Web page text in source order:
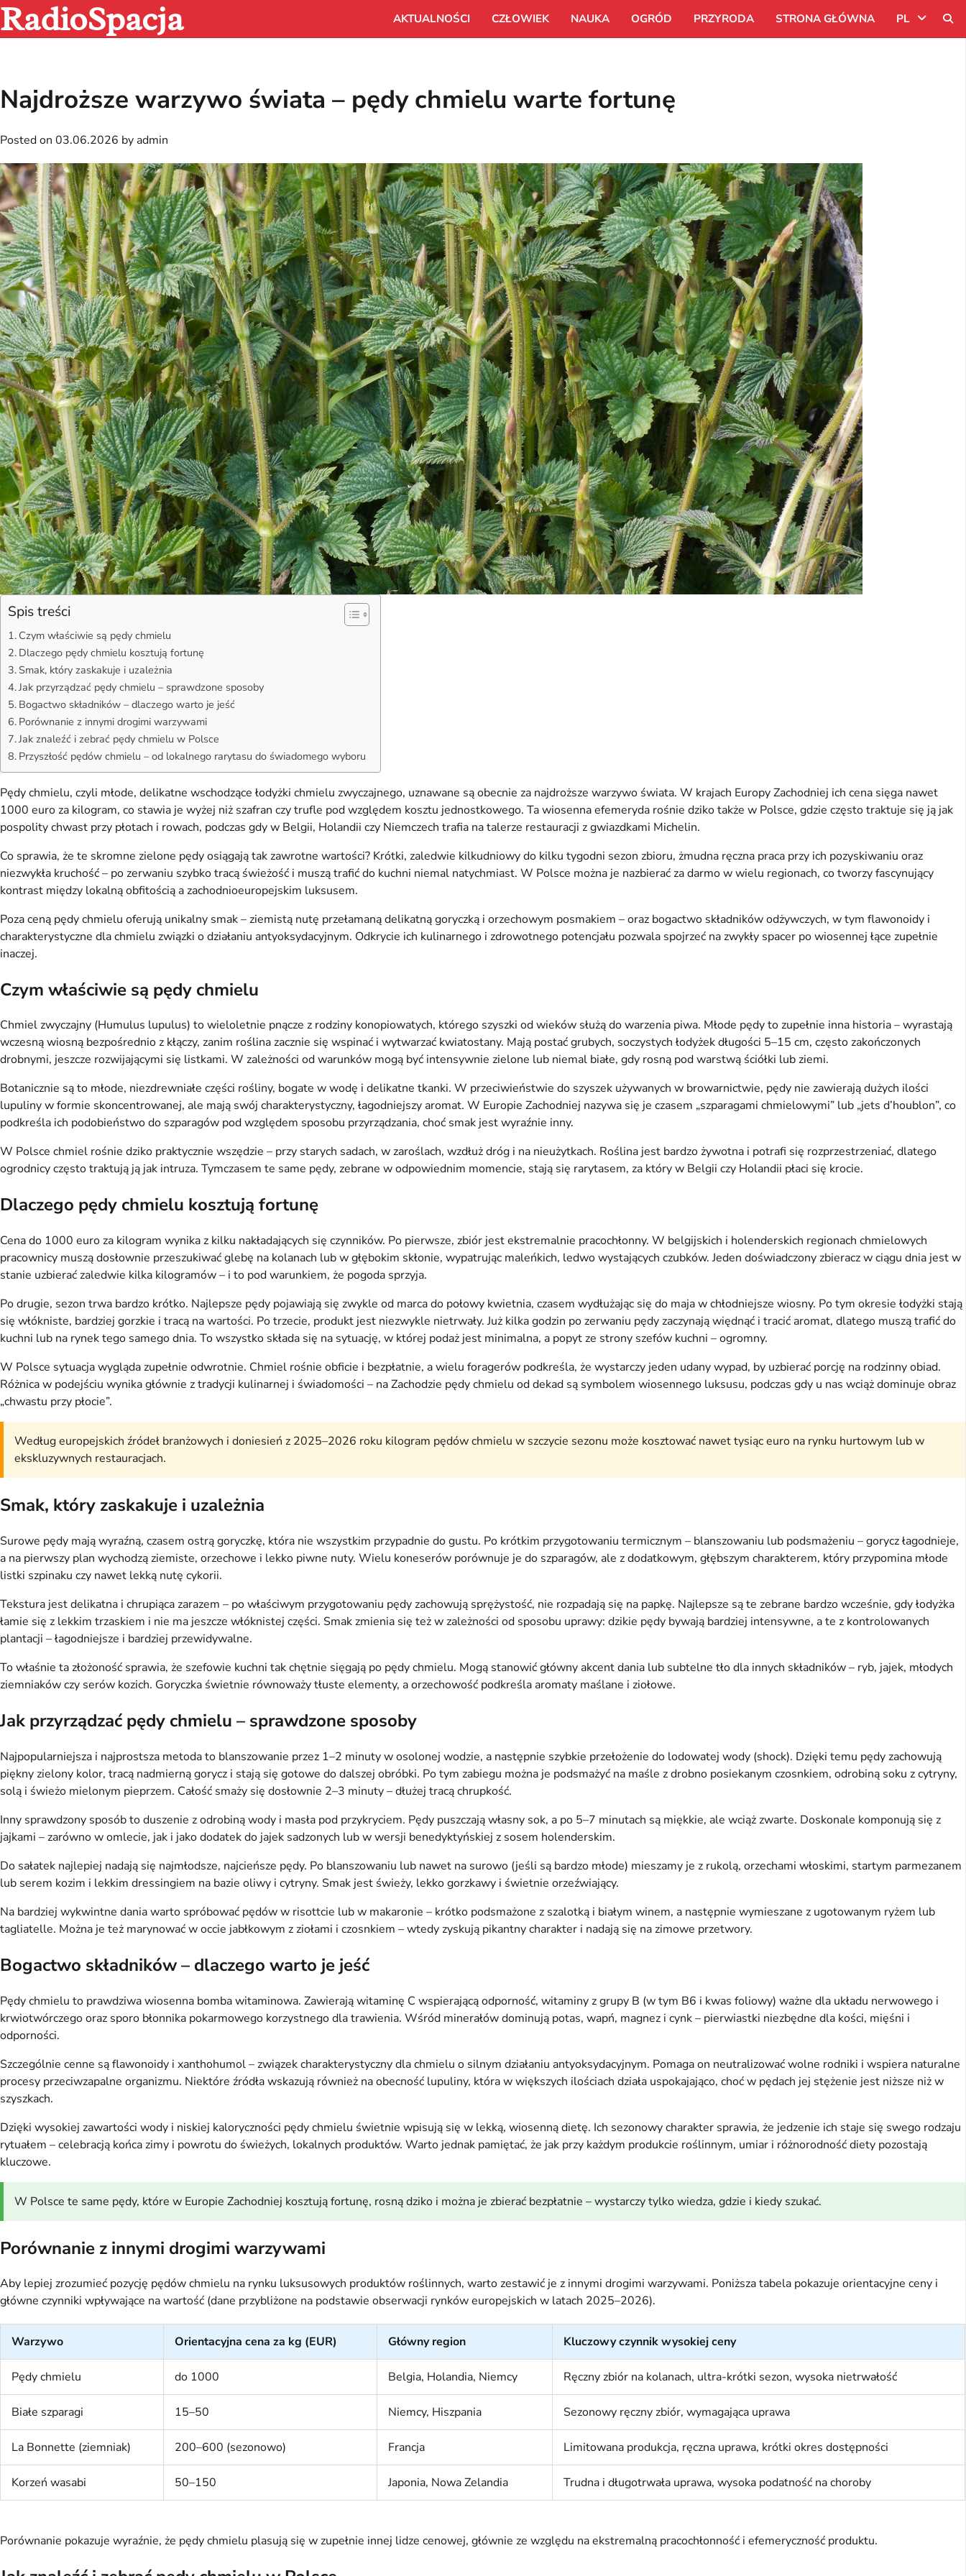
Skip
to
content
RadioSpacja AKTUALNOŚCI CZŁOWIEK NAUKA OGRÓD PRZYRODA STRONA GŁÓWNA PL
Najdroższe warzywo świata – pędy chmielu warte fortunę
Posted on 03.06.2026 by admin
Spis treści
Czym właściwie są pędy chmielu
Dlaczego pędy chmielu kosztują fortunę
Smak, który zaskakuje i uzależnia
Jak przyrządzać pędy chmielu – sprawdzone sposoby
Bogactwo składników – dlaczego warto je jeść
Porównanie z innymi drogimi warzywami
Jak znaleźć i zebrać pędy chmielu w Polsce
Przyszłość pędów chmielu – od lokalnego rarytasu do świadomego wyboru
Pędy chmielu, czyli młode, delikatne wschodzące łodyżki chmielu zwyczajnego, uznawane są obecnie za najdroższe warzywo świata. W krajach Europy Zachodniej ich cena sięga nawet
1000 euro za kilogram, co stawia je wyżej niż szafran czy trufle pod względem kosztu jednostkowego. Ta wiosenna efemeryda rośnie dziko także w Polsce, gdzie często traktuje się ją jak
pospolity chwast przy płotach i rowach, podczas gdy w Belgii, Holandii czy Niemczech trafia na talerze restauracji z gwiazdkami Michelin.
Co sprawia, że te skromne zielone pędy osiągają tak zawrotne wartości? Krótki, zaledwie kilkudniowy do kilku tygodni sezon zbioru, żmudna ręczna praca przy ich pozyskiwaniu oraz
niezwykła kruchość – po zerwaniu szybko tracą świeżość i muszą trafić do kuchni niemal natychmiast. W Polsce można je nazbierać za darmo w wielu regionach, co tworzy fascynujący
kontrast między lokalną obfitością a zachodnioeuropejskim luksusem.
Poza ceną pędy chmielu oferują unikalny smak – ziemistą nutę przełamaną delikatną goryczką i orzechowym posmakiem – oraz bogactwo składników odżywczych, w tym flawonoidy i
charakterystyczne dla chmielu związki o działaniu antyoksydacyjnym. Odkrycie ich kulinarnego i zdrowotnego potencjału pozwala spojrzeć na zwykły spacer po wiosennej łące zupełnie
inaczej.
Czym właściwie są pędy chmielu
Chmiel zwyczajny (Humulus lupulus) to wieloletnie pnącze z rodziny konopiowatych, którego szyszki od wieków służą do warzenia piwa. Młode pędy to zupełnie inna historia – wyrastają
wczesną wiosną bezpośrednio z kłączy, zanim roślina zacznie się wspinać i wytwarzać kwiatostany. Mają postać grubych, soczystych łodyżek długości 5–15 cm, często zakończonych
drobnymi, jeszcze rozwijającymi się listkami. W zależności od warunków mogą być intensywnie zielone lub niemal białe, gdy rosną pod warstwą ściółki lub ziemi.
Botanicznie są to młode, niezdrewniałe części rośliny, bogate w wodę i delikatne tkanki. W przeciwieństwie do szyszek używanych w browarnictwie, pędy nie zawierają dużych ilości
lupuliny w formie skoncentrowanej, ale mają swój charakterystyczny, łagodniejszy aromat. W Europie Zachodniej nazywa się je czasem „szparagami chmielowymi” lub „jets d’houblon”, co
podkreśla ich podobieństwo do szparagów pod względem sposobu przyrządzania, choć smak jest wyraźnie inny.
W Polsce chmiel rośnie dziko praktycznie wszędzie – przy starych sadach, w zaroślach, wzdłuż dróg i na nieużytkach. Roślina jest bardzo żywotna i potrafi się rozprzestrzeniać, dlatego
ogrodnicy często traktują ją jak intruza. Tymczasem te same pędy, zebrane w odpowiednim momencie, stają się rarytasem, za który w Belgii czy Holandii płaci się krocie.
Dlaczego pędy chmielu kosztują fortunę
Cena do 1000 euro za kilogram wynika z kilku nakładających się czynników. Po pierwsze, zbiór jest ekstremalnie pracochłonny. W belgijskich i holenderskich regionach chmielowych
pracownicy muszą dosłownie przeszukiwać glebę na kolanach lub w głębokim skłonie, wypatrując maleńkich, ledwo wystających czubków. Jeden doświadczony zbieracz w ciągu dnia jest w
stanie uzbierać zaledwie kilka kilogramów – i to pod warunkiem, że pogoda sprzyja.
Po drugie, sezon trwa bardzo krótko. Najlepsze pędy pojawiają się zwykle od marca do połowy kwietnia, czasem wydłużając się do maja w chłodniejsze wiosny. Po tym okresie łodyżki stają
się włókniste, bardziej gorzkie i tracą na wartości. Po trzecie, produkt jest niezwykle nietrwały. Już kilka godzin po zerwaniu pędy zaczynają więdnąć i tracić aromat, dlatego muszą trafić do
kuchni lub na rynek tego samego dnia. To wszystko składa się na sytuację, w której podaż jest minimalna, a popyt ze strony szefów kuchni – ogromny.
W Polsce sytuacja wygląda zupełnie odwrotnie. Chmiel rośnie obficie i bezpłatnie, a wielu foragerów podkreśla, że wystarczy jeden udany wypad, by uzbierać porcję na rodzinny obiad.
Różnica w podejściu wynika głównie z tradycji kulinarnej i świadomości – na Zachodzie pędy chmielu od dekad są symbolem wiosennego luksusu, podczas gdy u nas wciąż dominuje obraz
„chwastu przy płocie”.
Według europejskich źródeł branżowych i doniesień z 2025–2026 roku kilogram pędów chmielu w szczycie sezonu może kosztować nawet tysiąc euro na rynku hurtowym lub w
ekskluzywnych restauracjach.
Smak, który zaskakuje i uzależnia
Surowe pędy mają wyraźną, czasem ostrą goryczkę, która nie wszystkim przypadnie do gustu. Po krótkim przygotowaniu termicznym – blanszowaniu lub podsmażeniu – gorycz łagodnieje,
a na pierwszy plan wychodzą ziemiste, orzechowe i lekko piwne nuty. Wielu koneserów porównuje je do szparagów, ale z dodatkowym, głębszym charakterem, który przypomina młode
listki szpinaku czy nawet lekką nutę cykorii.
Tekstura jest delikatna i chrupiąca zarazem – po właściwym przygotowaniu pędy zachowują sprężystość, nie rozpadają się na papkę. Najlepsze są te zebrane bardzo wcześnie, gdy łodyżka
łamie się z lekkim trzaskiem i nie ma jeszcze włóknistej części. Smak zmienia się też w zależności od sposobu uprawy: dzikie pędy bywają bardziej intensywne, a te z kontrolowanych
plantacji – łagodniejsze i bardziej przewidywalne.
To właśnie ta złożoność sprawia, że szefowie kuchni tak chętnie sięgają po pędy chmielu. Mogą stanowić główny akcent dania lub subtelne tło dla innych składników – ryb, jajek, młodych
ziemniaków czy serów kozich. Goryczka świetnie równoważy tłuste elementy, a orzechowość podkreśla aromaty maślane i ziołowe.
Jak przyrządzać pędy chmielu – sprawdzone sposoby
Najpopularniejsza i najprostsza metoda to blanszowanie przez 1–2 minuty w osolonej wodzie, a następnie szybkie przełożenie do lodowatej wody (shock). Dzięki temu pędy zachowują
piękny zielony kolor, tracą nadmierną gorycz i stają się gotowe do dalszej obróbki. Po tym zabiegu można je podsmażyć na maśle z drobno posiekanym czosnkiem, odrobiną soku z cytryny,
solą i świeżo mielonym pieprzem. Całość smaży się dosłownie 2–3 minuty – dłużej tracą chrupkość.
Inny sprawdzony sposób to duszenie z odrobiną wody i masła pod przykryciem. Pędy puszczają własny sok, a po 5–7 minutach są miękkie, ale wciąż zwarte. Doskonale komponują się z
jajkami – zarówno w omlecie, jak i jako dodatek do jajek sadzonych lub w wersji benedyktyńskiej z sosem holenderskim.
Do sałatek najlepiej nadają się najmłodsze, najcieńsze pędy. Po blanszowaniu lub nawet na surowo (jeśli są bardzo młode) mieszamy je z rukolą, orzechami włoskimi, startym parmezanem
lub serem kozim i lekkim dressingiem na bazie oliwy i cytryny. Smak jest świeży, lekko gorzkawy i świetnie orzeźwiający.
Na bardziej wykwintne dania warto spróbować pędów w risottcie lub w makaronie – krótko podsmażone z szalotką i białym winem, a następnie wymieszane z ugotowanym ryżem lub
tagliatelle. Można je też marynować w occie jabłkowym z ziołami i czosnkiem – wtedy zyskują pikantny charakter i nadają się na zimowe przetwory.
Bogactwo składników – dlaczego warto je jeść
Pędy chmielu to prawdziwa wiosenna bomba witaminowa. Zawierają witaminę C wspierającą odporność, witaminy z grupy B (w tym B6 i kwas foliowy) ważne dla układu nerwowego i
krwiotwórczego oraz sporo błonnika pokarmowego korzystnego dla trawienia. Wśród minerałów dominują potas, wapń, magnez i cynk – pierwiastki niezbędne dla kości, mięśni i
odporności.
Szczególnie cenne są flawonoidy i xanthohumol – związek charakterystyczny dla chmielu o silnym działaniu antyoksydacyjnym. Pomaga on neutralizować wolne rodniki i wspiera naturalne
procesy przeciwzapalne organizmu. Niektóre źródła wskazują również na obecność lupuliny, która w większych ilościach działa uspokajająco, choć w pędach jej stężenie jest niższe niż w
szyszkach.
Dzięki wysokiej zawartości wody i niskiej kaloryczności pędy chmielu świetnie wpisują się w lekką, wiosenną dietę. Ich sezonowy charakter sprawia, że jedzenie ich staje się swego rodzaju
rytuałem – celebracją końca zimy i powrotu do świeżych, lokalnych produktów. Warto jednak pamiętać, że jak przy każdym produkcie roślinnym, umiar i różnorodność diety pozostają
kluczowe.
W Polsce te same pędy, które w Europie Zachodniej kosztują fortunę, rosną dziko i można je zbierać bezpłatnie – wystarczy tylko wiedza, gdzie i kiedy szukać.
Porównanie z innymi drogimi warzywami
Aby lepiej zrozumieć pozycję pędów chmielu na rynku luksusowych produktów roślinnych, warto zestawić je z innymi drogimi warzywami. Poniższa tabela pokazuje orientacyjne ceny i
główne czynniki wpływające na wartość (dane przybliżone na podstawie obserwacji rynków europejskich w latach 2025–2026).
Warzywo Orientacyjna cena za kg (EUR) Główny region Kluczowy czynnik wysokiej ceny
Pędy chmielu do 1000 Belgia, Holandia, Niemcy Ręczny zbiór na kolanach, ultra-krótki sezon, wysoka nietrwałość
Białe szparagi 15–50 Niemcy, Hiszpania Sezonowy ręczny zbiór, wymagająca uprawa
La Bonnette (ziemniak) 200–600 (sezonowo) Francja Limitowana produkcja, ręczna uprawa, krótki okres dostępności
Korzeń wasabi 50–150 Japonia, Nowa Zelandia Trudna i długotrwała uprawa, wysoka podatność na choroby
Porównanie pokazuje wyraźnie, że pędy chmielu plasują się w zupełnie innej lidze cenowej, głównie ze względu na ekstremalną pracochłonność i efemeryczność produktu.